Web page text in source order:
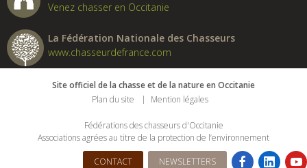
Venez chasser en Occitanie
La Fédération Nationale des Chasseurs
www.chasseurdefrance.com
Site officiel de la chasse et de la nature en Occitanie
Plan du site
Mention légales
Fédérations des chasseurs d'Occitanie
Associations agrées au titre de la protection de l’environnement
CONTACT NEWSLETTERS